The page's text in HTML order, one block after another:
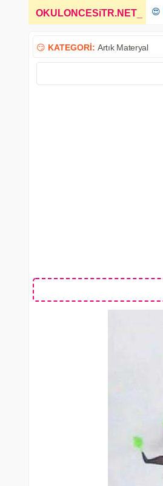
OKULONCESiTR.NET 😍
😏 KATEGORİ: Artık Materyal